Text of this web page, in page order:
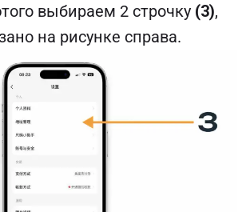
выбираем 2 строчку (3),
на рисунке справа.